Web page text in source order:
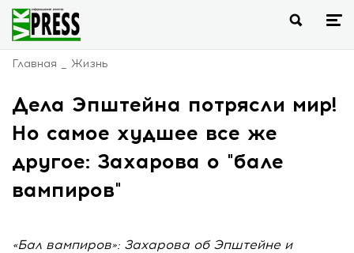
Главная Жизнь
Дела Эпштейна потрясли мир!
Но самое худшее все же
другое: Захарова о "бале
вампиров"
«Бал вампиров»: Захарова об Эпштейне и